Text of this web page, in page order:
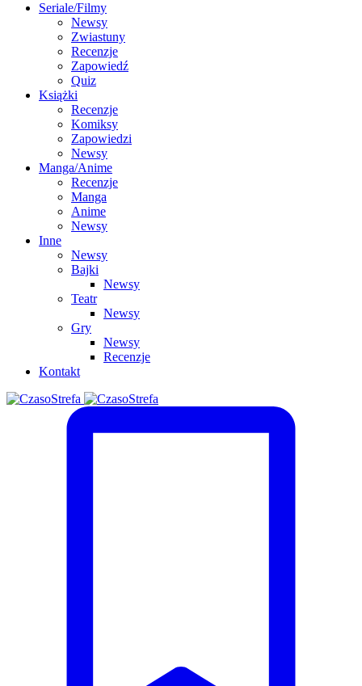
Seriale/Filmy
Newsy
Zwiastuny
Recenzje
Zapowiedź
Quiz
Książki
Recenzje
Komiksy
Zapowiedzi
Newsy
Manga/Anime
Recenzje
Manga
Anime
Newsy
Inne
Newsy
Bajki
Newsy
Teatr
Newsy
Gry
Newsy
Recenzje
Kontakt